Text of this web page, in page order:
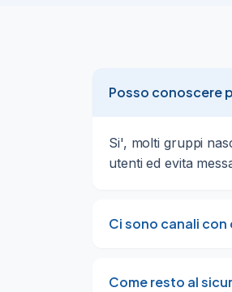
Posso conoscere
Si', molti gruppi
utenti ed evita
Ci sono canali
Come resto al